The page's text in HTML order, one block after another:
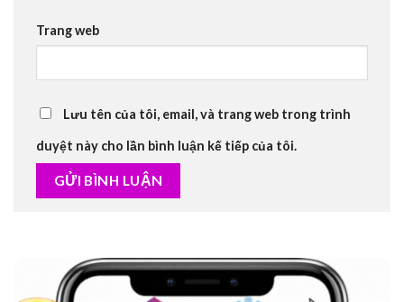
Trang web
Lưu tên của tôi, email, và trang web trong trình
duyệt này cho lần bình luận kế tiếp của tôi.